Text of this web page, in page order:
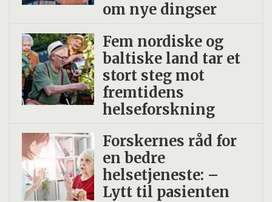
om nye dingser
Fem nordiske og
baltiske land tar et
stort steg mot
fremtidens
helseforskning
Forskernes råd for
en bedre
helsetjeneste: –
Lytt til pasienten